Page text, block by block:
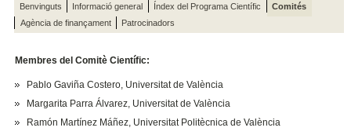
Benvinguts Informació general Índex del Programa Científic
Comités
Agència de finançament
Patrocinadors
Membres del Comitè Científic:
Pablo Gaviña Costero, Universitat de València
Margarita Parra Álvarez, Universitat de València
Ramón Martínez Máñez, Universitat Politècnica de València